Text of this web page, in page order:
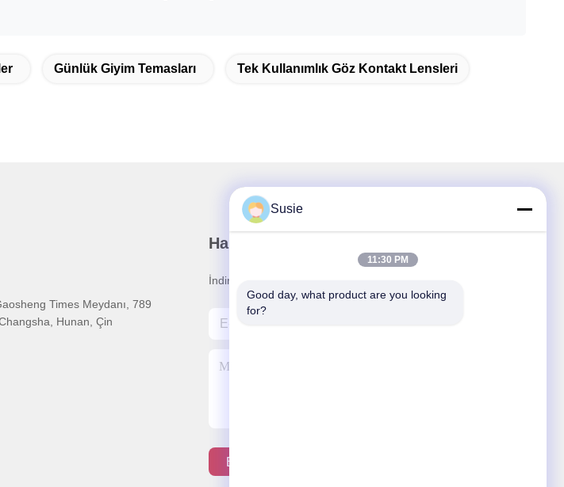
Günlük Giyim Temasları Tek Kullanımlık Göz Kontakt Lensleri
Times Meydanı, 789
Hunan, Çin
Haber Bültenimiz
İndirimler ve daha fazlası için bültenimize abone olun.
Bizimle İletişim
Susie
11:30 PM
Good day, what product are you looking
for?